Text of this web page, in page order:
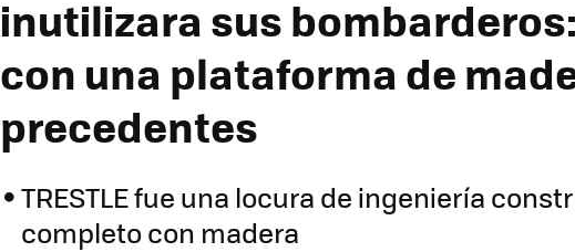
inutilizara sus
con una plataforma de
precedentes
TRESTLE fue una locura de ingeniería
completo con madera